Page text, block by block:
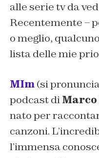
alle serie tv da
Recentemente –
o meglio, qualcuno
lista delle mie
MIm(si
podcast diMarco
nato per
canzoni.
l’immensa